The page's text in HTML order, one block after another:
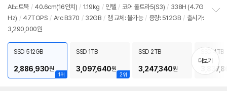
가
리
뷰
AI노트북 / 40.6cm(16인치) / 1.19kg / 인텔 / 코어 울트라5(S3) / 338H (4.7G
Hz) / 47TOPS / Arc B370 / 32GB / 램 교체: 불가능 / 용량: 512GB / 출시가:
3,290,000원
치
기
1위
SSD 512GB
2,886,930원
2위
SSD 1TB
3,097,640원
SSD 2TB
3,247,340원
SSD 4TB
더보기